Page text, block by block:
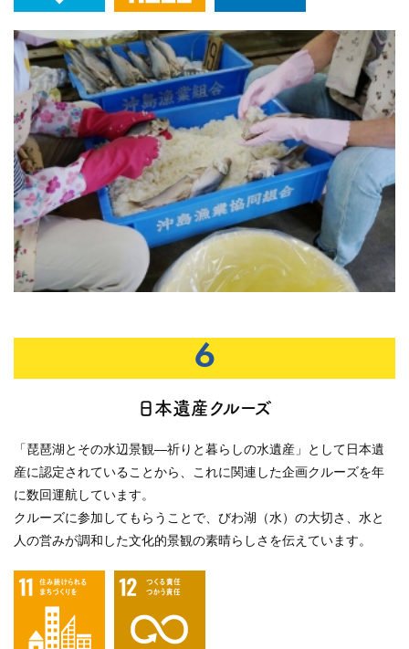
6
日本遺産クルーズ
「琵琶湖とその水辺景観―祈りと暮らしの水遺産」として日本遺
産に認定されていることから、これに関連した企画クルーズを年
に数回運航しています。
クルーズに参加してもらうことで、びわ湖（水）の大切さ、水と
人の営みが調和した文化的景観の素晴らしさを伝えています。